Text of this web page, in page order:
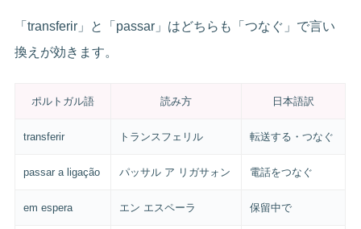
「transferir」と「passar」はどちらも「つなぐ」で言い
換えが効きます。
ポルトガル語 読み方 日本語訳
transferir トランスフェリル 転送する・つなぐ
passar a ligação パッサル ア リガサォン 電話をつなぐ
em espera エン エスペーラ 保留中で